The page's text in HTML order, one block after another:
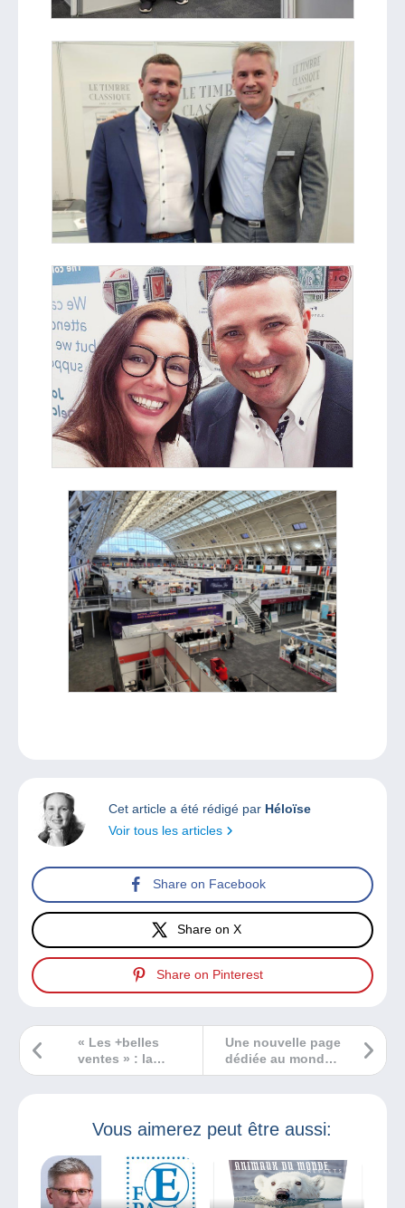
Cet article a été rédigé par Héloïse
Voir tous les articles
Share on Facebook
Share on X
Share on Pinterest
Une nouvelle page
dédiée au monde
de la
« Les +belles
ventes » : la
nouvelle série
Vous aimerez peut être aussi: